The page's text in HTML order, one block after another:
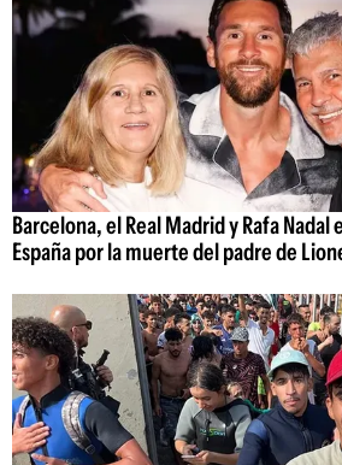
Barcelona, el Real Madrid y Rafa
España por la muerte del padre de